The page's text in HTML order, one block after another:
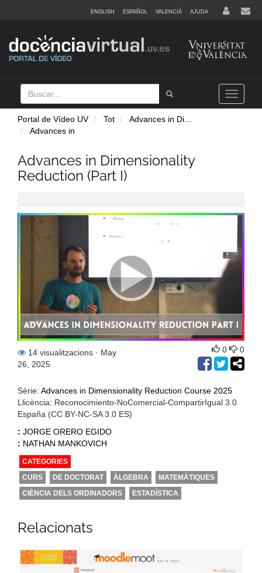
ENGLISH ESPAÑOL VALENCIÀ AJUDA
Buscar
Tramet
Toggle
navigation
Portal de Vídeo UV Tot Advances in Di
Advances in
Advances in Dimensionality
Reduction (Part I)
14 visualitzacions · May
26, 2025
0 0
Sèrie: Advances in Dimensionality Reduction Course 2025
Llicència: Reconocimiento-NoComercial-CompartirIgual 3.0
España (CC BY-NC-SA 3.0 ES)
: JORGE ORERO EGIDO
: NATHAN MANKOVICH
CATEGORIES
CURS
DE DOCTORAT ÀLGEBRA
MATEMÀTIQUES
CIÈNCIA DELS ORDINADORS
ESTADÍSTICA
Relacionats